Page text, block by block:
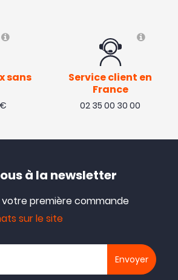
sans Service client en
France
02 35 00 30 00
à la newsletter
votre première commande
sur le site